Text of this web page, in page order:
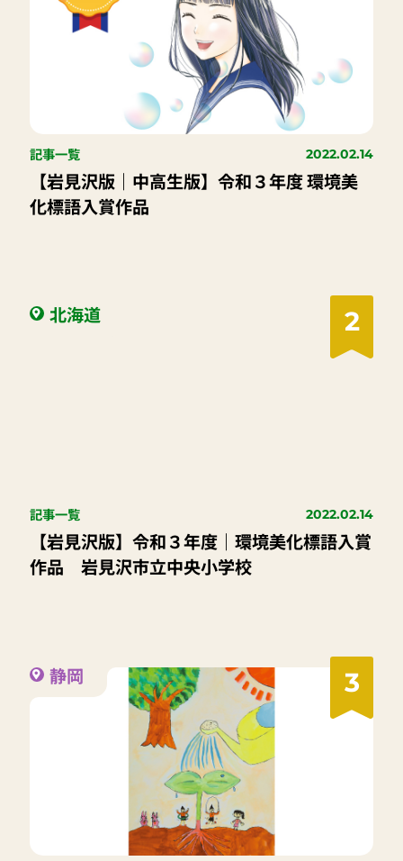
記事一覧 2022.02.14
【岩見沢版｜中高生版】令和３年度 環境美
化標語入賞作品
2
北海道
記事一覧 2022.02.14
【岩見沢版】令和３年度｜環境美化標語入賞
作品 岩見沢市立中央小学校
3
静岡